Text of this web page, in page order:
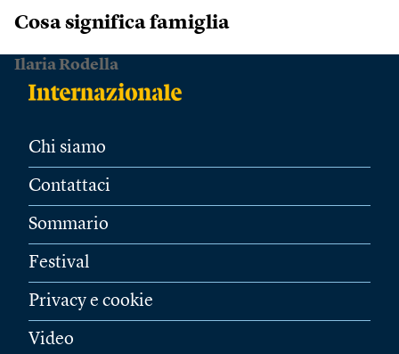
Cosa significa famiglia
Ilaria Rodella
Chi siamo
Contattaci
Sommario
Festival
Privacy e cookie
Video